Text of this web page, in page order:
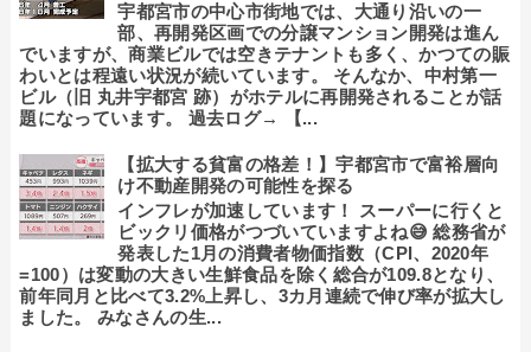
宇都宮市の中心市街地では、大通り沿いの一
部、再開発区画での分譲マンション開発は進ん
でいますが、商業ビルでは空きテナントも多く、かつての賑
わいとは程遠い状況が続いています。 そんなか、中村第一
ビル（旧 丸井宇都宮 跡）がホテルに再開発されることが話
題になっています。 過去ログ→ 【...
【拡大する貧富の格差！】宇都宮市で富裕層向
け不動産開発の可能性を探る
インフレが加速しています！ スーパーに行くと
ビックリ価格がつづいていますよね😅 総務省が
発表した1月の消費者物価指数（CPI、2020年
=100）は変動の大きい生鮮食品を除く総合が109.8となり、
前年同月と比べて3.2%上昇し、3カ月連続で伸び率が拡大し
ました。 みなさんの生...